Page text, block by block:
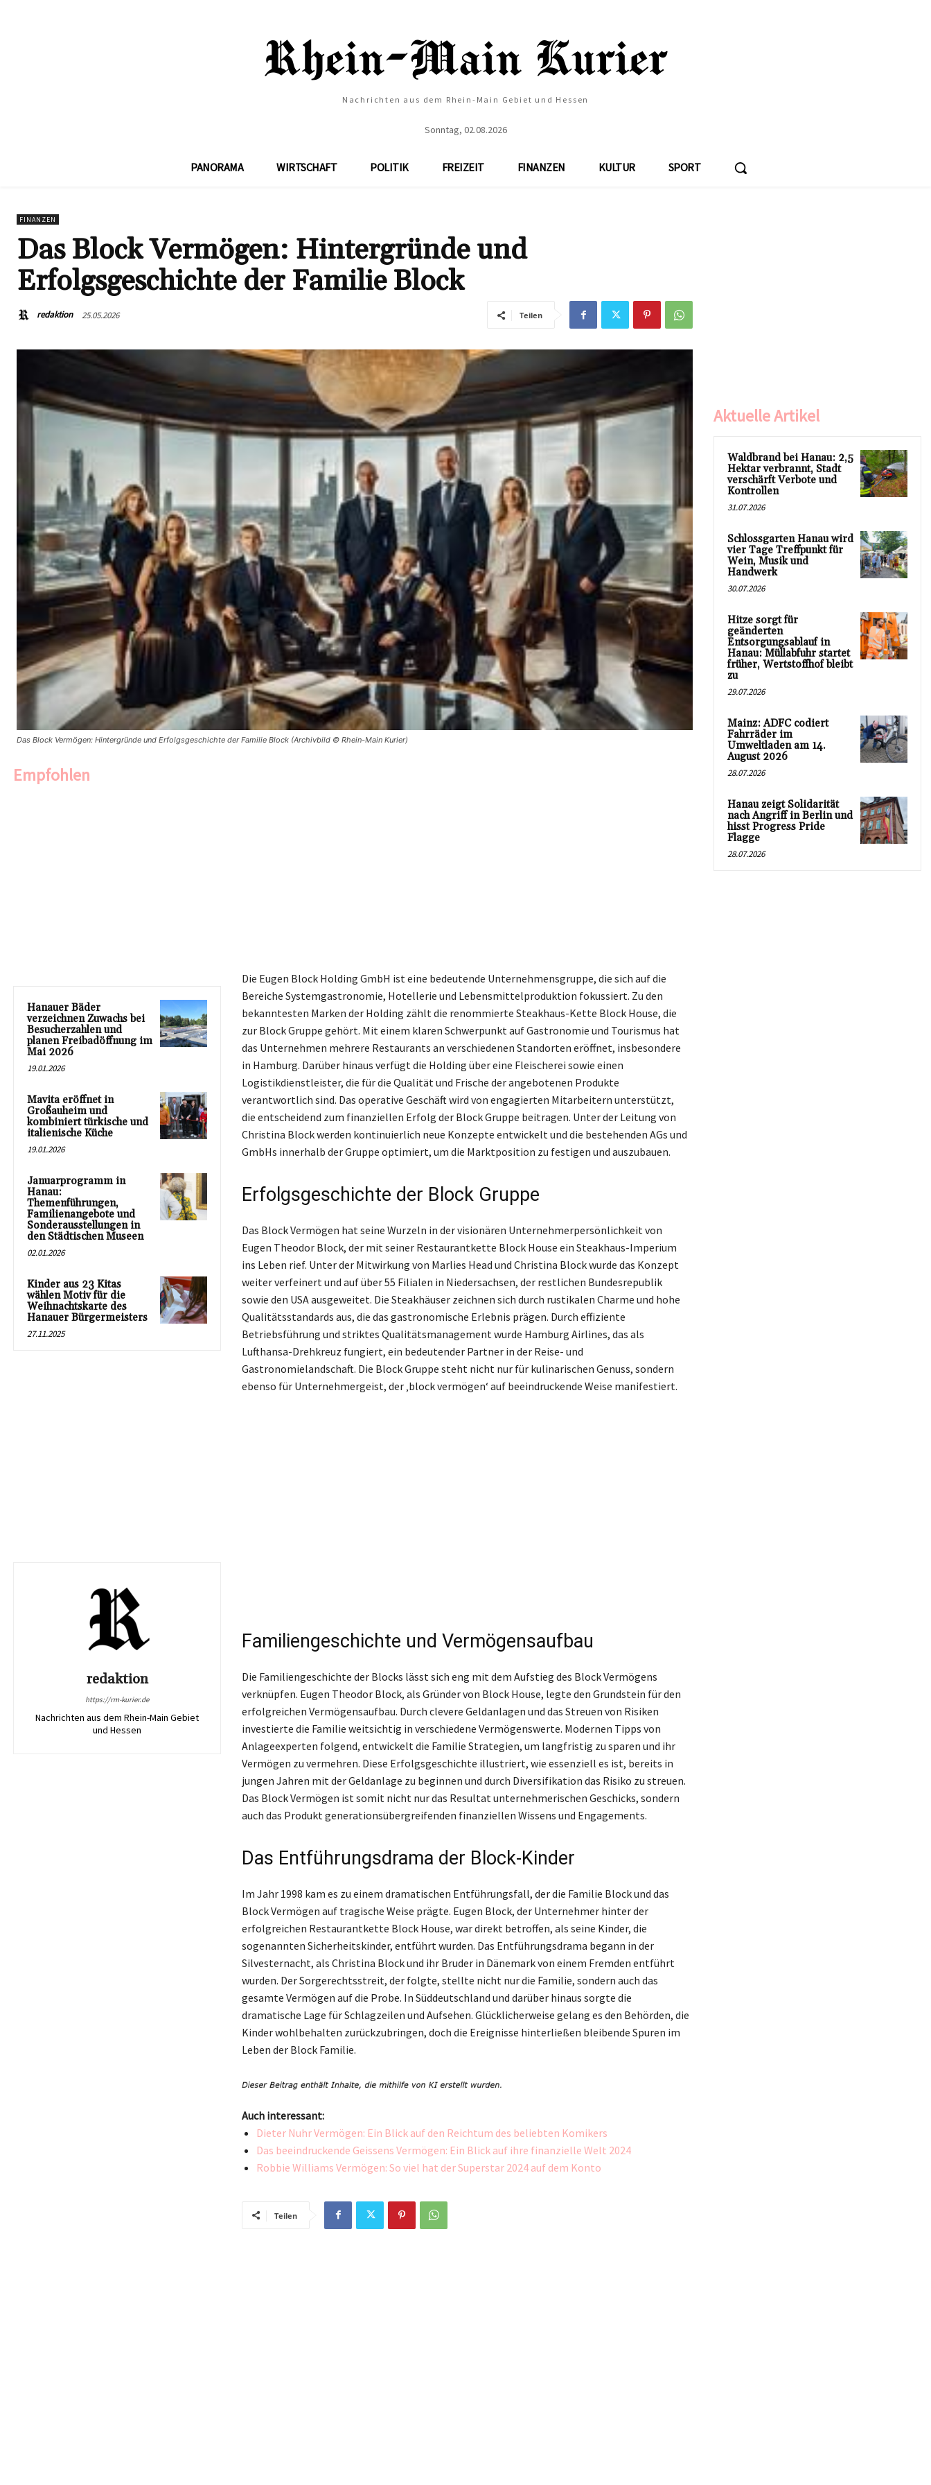
Nachrichten aus dem Rhein-Main Gebiet und Hessen
Sonntag, 02.08.2026
PANORAMA WIRTSCHAFT POLITIK FREIZEIT FINANZEN KULTUR SPORT
FINANZEN
Das Block Vermögen: Hintergründe und
Erfolgsgeschichte der Familie Block
redaktion 25.05.2026 Teilen
Das Block Vermögen: Hintergründe und Erfolgsgeschichte der Familie Block (Archivbild © Rhein-Main Kurier)
Empfohlen
Hanauer Bäder
verzeichnen Zuwachs bei
Besucherzahlen und
planen Freibadöffnung im
Mai 2026
19.01.2026
Mavita eröffnet in
Großauheim und
kombiniert türkische und
italienische Küche
19.01.2026
Januarprogramm in
Hanau:
Themenführungen,
Familienangebote und
Sonderausstellungen in
den Städtischen Museen
02.01.2026
Kinder aus 23 Kitas
wählen Motiv für die
Weihnachtskarte des
Hanauer Bürgermeisters
27.11.2025
redaktion
https://rm-kurier.de
Nachrichten aus dem Rhein-Main Gebiet
und Hessen
Die Eugen Block Holding GmbH ist eine bedeutende Unternehmensgruppe, die sich auf die
Bereiche Systemgastronomie, Hotellerie und Lebensmittelproduktion fokussiert. Zu den
bekanntesten Marken der Holding zählt die renommierte Steakhaus-Kette Block House, die
zur Block Gruppe gehört. Mit einem klaren Schwerpunkt auf Gastronomie und Tourismus hat
das Unternehmen mehrere Restaurants an verschiedenen Standorten eröffnet, insbesondere
in Hamburg. Darüber hinaus verfügt die Holding über eine Fleischerei sowie einen
Logistikdienstleister, die für die Qualität und Frische der angebotenen Produkte
verantwortlich sind. Das operative Geschäft wird von engagierten Mitarbeitern unterstützt,
die entscheidend zum finanziellen Erfolg der Block Gruppe beitragen. Unter der Leitung von
Christina Block werden kontinuierlich neue Konzepte entwickelt und die bestehenden AGs und
GmbHs innerhalb der Gruppe optimiert, um die Marktposition zu festigen und auszubauen.
Erfolgsgeschichte der Block Gruppe
Das Block Vermögen hat seine Wurzeln in der visionären Unternehmerpersönlichkeit von
Eugen Theodor Block, der mit seiner Restaurantkette Block House ein Steakhaus-Imperium
ins Leben rief. Unter der Mitwirkung von Marlies Head und Christina Block wurde das Konzept
weiter verfeinert und auf über 55 Filialen in Niedersachsen, der restlichen Bundesrepublik
sowie den USA ausgeweitet. Die Steakhäuser zeichnen sich durch rustikalen Charme und hohe
Qualitätsstandards aus, die das gastronomische Erlebnis prägen. Durch effiziente
Betriebsführung und striktes Qualitätsmanagement wurde Hamburg Airlines, das als
Lufthansa-Drehkreuz fungiert, ein bedeutender Partner in der Reise- und
Gastronomielandschaft. Die Block Gruppe steht nicht nur für kulinarischen Genuss, sondern
ebenso für Unternehmergeist, der ‚block vermögen‘ auf beeindruckende Weise manifestiert.
Familiengeschichte und Vermögensaufbau
Die Familiengeschichte der Blocks lässt sich eng mit dem Aufstieg des Block Vermögens
verknüpfen. Eugen Theodor Block, als Gründer von Block House, legte den Grundstein für den
erfolgreichen Vermögensaufbau. Durch clevere Geldanlagen und das Streuen von Risiken
investierte die Familie weitsichtig in verschiedene Vermögenswerte. Modernen Tipps von
Anlageexperten folgend, entwickelt die Familie Strategien, um langfristig zu sparen und ihr
Vermögen zu vermehren. Diese Erfolgsgeschichte illustriert, wie essenziell es ist, bereits in
jungen Jahren mit der Geldanlage zu beginnen und durch Diversifikation das Risiko zu streuen.
Das Block Vermögen ist somit nicht nur das Resultat unternehmerischen Geschicks, sondern
auch das Produkt generationsübergreifenden finanziellen Wissens und Engagements.
Das Entführungsdrama der Block-Kinder
Im Jahr 1998 kam es zu einem dramatischen Entführungsfall, der die Familie Block und das
Block Vermögen auf tragische Weise prägte. Eugen Block, der Unternehmer hinter der
erfolgreichen Restaurantkette Block House, war direkt betroffen, als seine Kinder, die
sogenannten Sicherheitskinder, entführt wurden. Das Entführungsdrama begann in der
Silvesternacht, als Christina Block und ihr Bruder in Dänemark von einem Fremden entführt
wurden. Der Sorgerechtsstreit, der folgte, stellte nicht nur die Familie, sondern auch das
gesamte Vermögen auf die Probe. In Süddeutschland und darüber hinaus sorgte die
dramatische Lage für Schlagzeilen und Aufsehen. Glücklicherweise gelang es den Behörden, die
Kinder wohlbehalten zurückzubringen, doch die Ereignisse hinterließen bleibende Spuren im
Leben der Block Familie.
Auch interessant:
Dieter Nuhr Vermögen: Ein Blick auf den Reichtum des beliebten Komikers
Das beeindruckende Geissens Vermögen: Ein Blick auf ihre finanzielle Welt 2024
Robbie Williams Vermögen: So viel hat der Superstar 2024 auf dem Konto
Teilen
Aktuelle Artikel
Waldbrand bei Hanau: 2,5
Hektar verbrannt, Stadt
verschärft Verbote und
Kontrollen
31.07.2026
Schlossgarten Hanau wird
vier Tage Treffpunkt für
Wein, Musik und
Handwerk
30.07.2026
Hitze sorgt für
geänderten
Entsorgungsablauf in
Hanau: Müllabfuhr startet
früher, Wertstoffhof bleibt
zu
29.07.2026
Mainz: ADFC codiert
Fahrräder im
Umweltladen am 14.
August 2026
28.07.2026
Hanau zeigt Solidarität
nach Angriff in Berlin und
hisst Progress Pride
Flagge
28.07.2026